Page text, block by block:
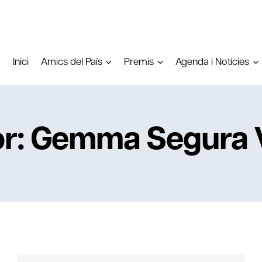
Inici
Amics del País Premis Agenda i Notícies
Gemma Segura